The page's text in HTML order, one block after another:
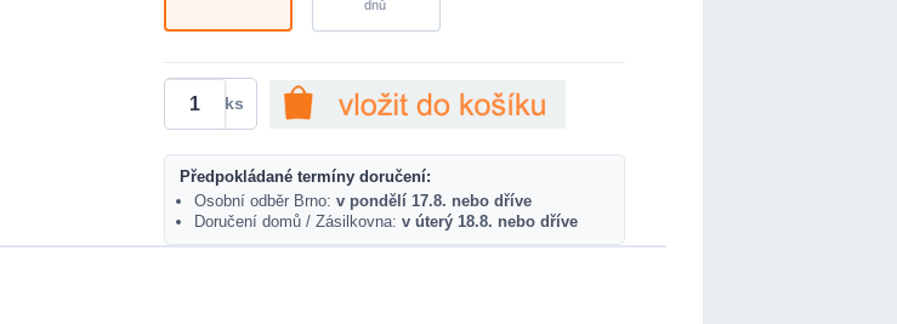
dnů
ks
Předpokládané termíny doručení:
Osobní odběr Brno: v pondělí 17.8. nebo dříve
Doručení domů / Zásilkovna: v úterý 18.8. nebo dříve